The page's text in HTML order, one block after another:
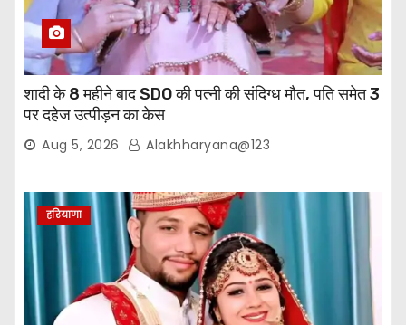
शादी के 8 महीने बाद SDO की पत्नी की संदिग्ध मौत, पति समेत 3
पर दहेज उत्पीड़न का केस
Aug 5, 2026 Alakhharyana@123
हरियाणा